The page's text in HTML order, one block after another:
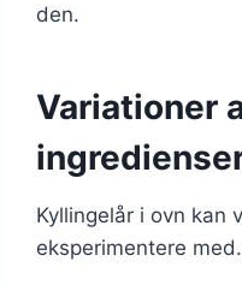
den.
Variationer
Kyllingelår i ovn kan
eksperimentere